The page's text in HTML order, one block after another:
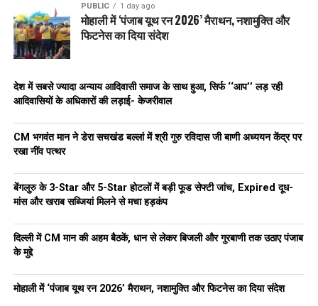
UP NEXT
नशा मुक्त Punjab के लक्ष्य की ओर बढ़ी भगवंत मान सरकार, ‘युद्ध
नशियां विरुद्ध’ अभियान का दूसरा चरण शुरू
पंजाब में जल्द ही 3,100 खेल के मैदान होंगे क्योंकि पंजाब सरकार
राज्य में स्पोर्ट्स कल्चर को बड़ा बढ़ावा दे रही है: हरजोत सिंह बैंस
PUBLIC 1 day ago
मोहाली में ‘पंजाब यूथ रन 2026’ मैराथन, नशामुक्ति और
फिटनेस का दिया संदेश
देश में सबसे ज्यादा अन्याय आदिवासी समाज के साथ हुआ, सिर्फ ‘‘आप’’ लड़ रही
आदिवासियों के अधिकारों की लड़ाई- केजरीवाल
CM भगवंत मान ने डेरा सचखंड बल्लां में श्री गुरु रविदास जी बाणी अध्ययन केंद्र पर
रखा नींव पत्थर
बेंगलुरु के 3-Star और 5-Star होटलों में बड़ी फूड सेफ्टी जांच, Expired दूध-
मांस और खराब सब्जियां मिलने से मचा हड़कंप
दिल्ली में CM मान की अहम बैठकें, धान से लेकर बिजली और गुरबाणी तक उठाए पंजाब
के मुद्दे
मोहाली में ‘पंजाब यूथ रन 2026’ मैराथन, नशामुक्ति और फिटनेस का दिया संदेश